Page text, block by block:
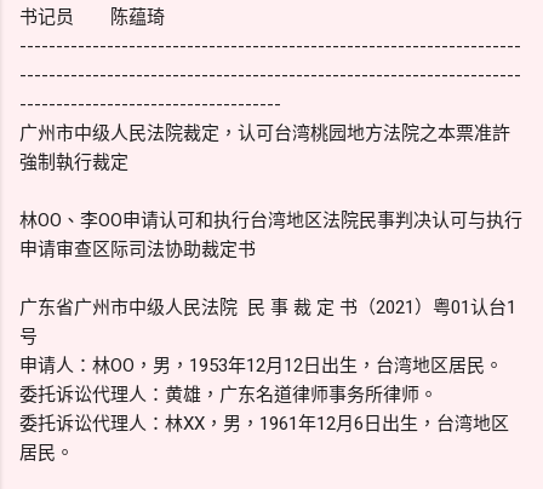
书记员 陈蕴琦
---------------------------------------------------------------------
---------------------------------------------------------------------
------------------------------------
广州市中级人民法院裁定，认可台湾桃园地方法院之本票准許
強制執行裁定
林OO、李OO申请认可和执行台湾地区法院民事判决认可与执行
申请审查区际司法协助裁定书
广东省广州市中级人民法院 民 事 裁 定 书（2021）粤01认台1
号
申请人：林OO，男，1953年12月12日出生，台湾地区居民。
委托诉讼代理人：黄雄，广东名道律师事务所律师。
委托诉讼代理人：林XX，男，1961年12月6日出生，台湾地区
居民。